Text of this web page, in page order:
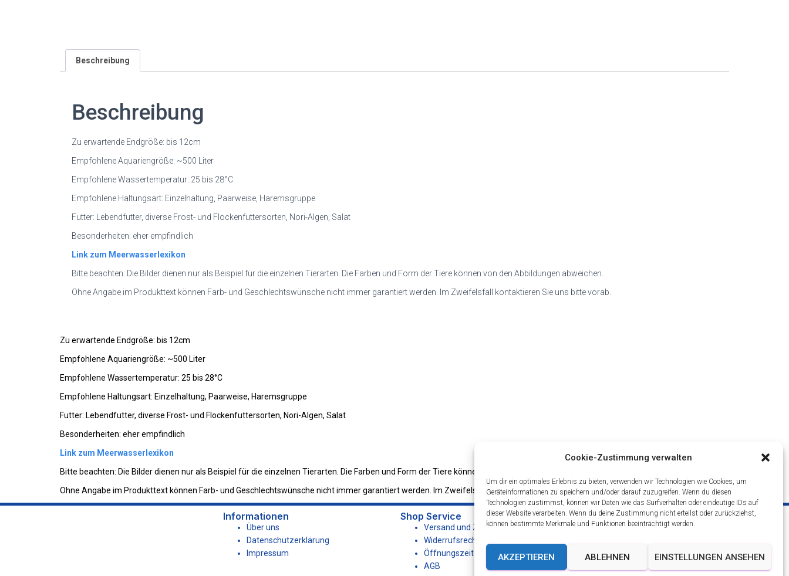
Cookie-Zustimmung verwalten
Um dir ein optimales Erlebnis zu bieten, verwenden wir Technologien wie Cookies, um
Geräteinformationen zu speichern und/oder darauf zuzugreifen. Wenn du diesen
Technologien zustimmst, können wir Daten wie das Surfverhalten oder eindeutige IDs auf
dieser Website verarbeiten. Wenn du deine Zustimmung nicht erteilst oder zurückziehst,
können bestimmte Merkmale und Funktionen beeinträchtigt werden.
AKZEPTIEREN ABLEHNEN EINSTELLUNGEN ANSEHEN
Beschreibung
Beschreibung
Zu erwartende Endgröße: bis 12cm
Empfohlene Aquariengröße: ~500 Liter
Empfohlene Wassertemperatur: 25 bis 28°C
Empfohlene Haltungsart: Einzelhaltung, Paarweise, Haremsgruppe
Futter: Lebendfutter, diverse Frost- und Flockenfuttersorten, Nori-Algen, Salat
Besonderheiten: eher empfindlich
Link zum Meerwasserlexikon
Bitte beachten: Die Bilder dienen nur als Beispiel für die einzelnen Tierarten. Die Farben und Form der Tiere können von den Abbildungen abweichen.
Ohne Angabe im Produkttext können Farb- und Geschlechtswünsche nicht immer garantiert werden. Im Zweifelsfall kontaktieren Sie uns bitte vorab.
Zu erwartende Endgröße: bis 12cm
Empfohlene Aquariengröße: ~500 Liter
Empfohlene Wassertemperatur: 25 bis 28°C
Empfohlene Haltungsart: Einzelhaltung, Paarweise, Haremsgruppe
Futter: Lebendfutter, diverse Frost- und Flockenfuttersorten, Nori-Algen, Salat
Besonderheiten: eher empfindlich
Link zum Meerwasserlexikon
Bitte beachten: Die Bilder dienen nur als Beispiel für die einzelnen Tierarten. Die Farben und Form der Tiere können von den Abbildungen abweichen.
Ohne Angabe im Produkttext können Farb- und Geschlechtswünsche nicht immer garantiert werden. Im Zweifelsfall kontaktieren Sie uns bitte vorab.
Informationen
Über uns
Datenschutzerklärung
Impressum
Shop Service
Versand und Zahlungsbedingungen
Widerrufsrecht
Öffnungszeiten & Beratung
AGB
* Alle Preise inkl. gesetzl. Mehrwertsteuer zzgl.
Versandkosten und ggf. Nachnahmegebühren,